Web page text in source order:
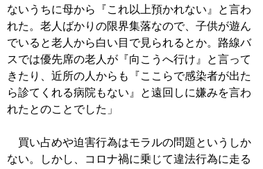
ないうちに母から『これ以上預かれない』と言わ
れた。老人ばかりの限界集落なので、子供が遊ん
でいると老人から白い目で見られるとか。路線バ
スでは優先席の老人が『向こうへ行け』と言って
きたり、近所の人からも『ここらで感染者が出た
ら診てくれる病院もない』と遠回しに嫌みを言わ
れたとのことでした」
買い占めや迫害行為はモラルの問題というしか
ない。しかし、コロナ禍に乗じて違法行為に走る